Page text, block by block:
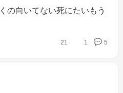
の向いてない死にたいもう
21 1 5